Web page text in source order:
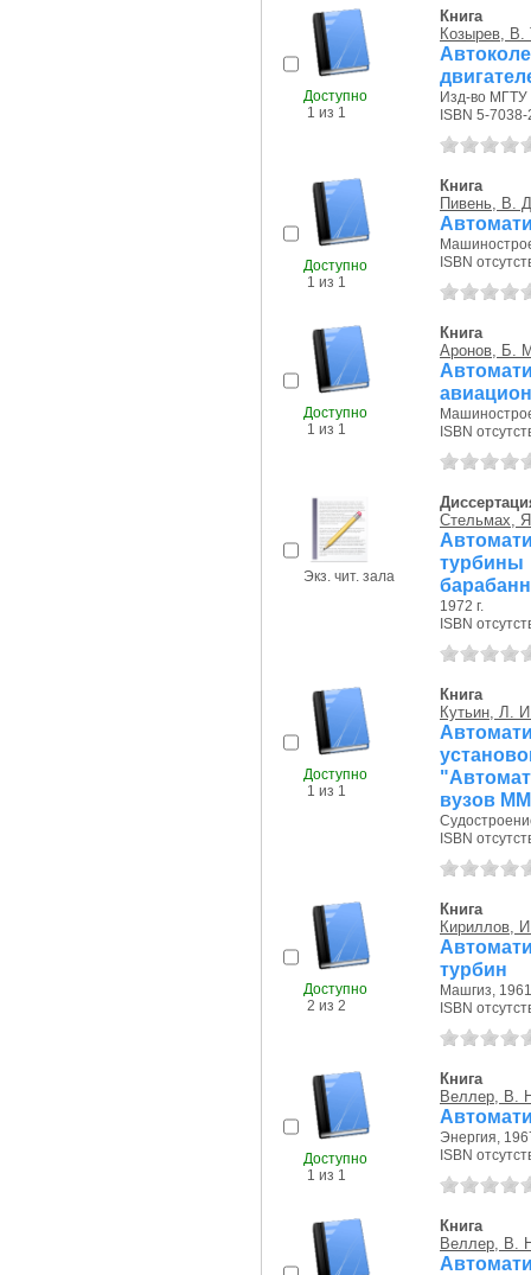
Доступно
1 из 1
Книга
Козырев, В.
Изд-во МГТУ
ISBN 5-
Доступно
1 из 1
Книга
Пивень, В.
ISBN
Доступно
1 из 1
Книга
Аронов, Б.
ISBN
Экз. чит. зала
Стельмах,
1972 г.
ISBN
Доступно
1 из 1
Книга
Кутьин, Л.
вузов
ISBN
Доступно
2 из 2
Книга
Кириллов,
турбин
Машгиз, 1961
ISBN
Доступно
1 из 1
Книга
Веллер, В.
Энергия,
ISBN
Книга
Веллер, В.